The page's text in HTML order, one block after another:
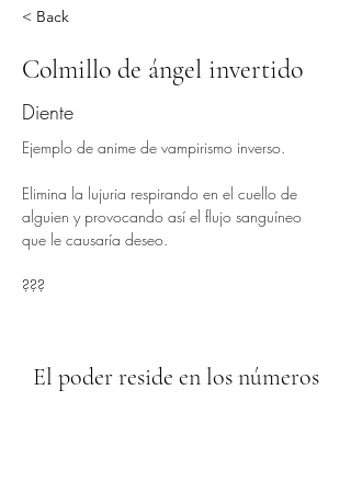
< Back
Colmillo de ángel invertido
Diente
Ejemplo de anime de vampirismo inverso.
Elimina la lujuria respirando en el cuello de
alguien y provocando así el flujo sanguíneo
que le causaría deseo.
???
El poder reside en los números